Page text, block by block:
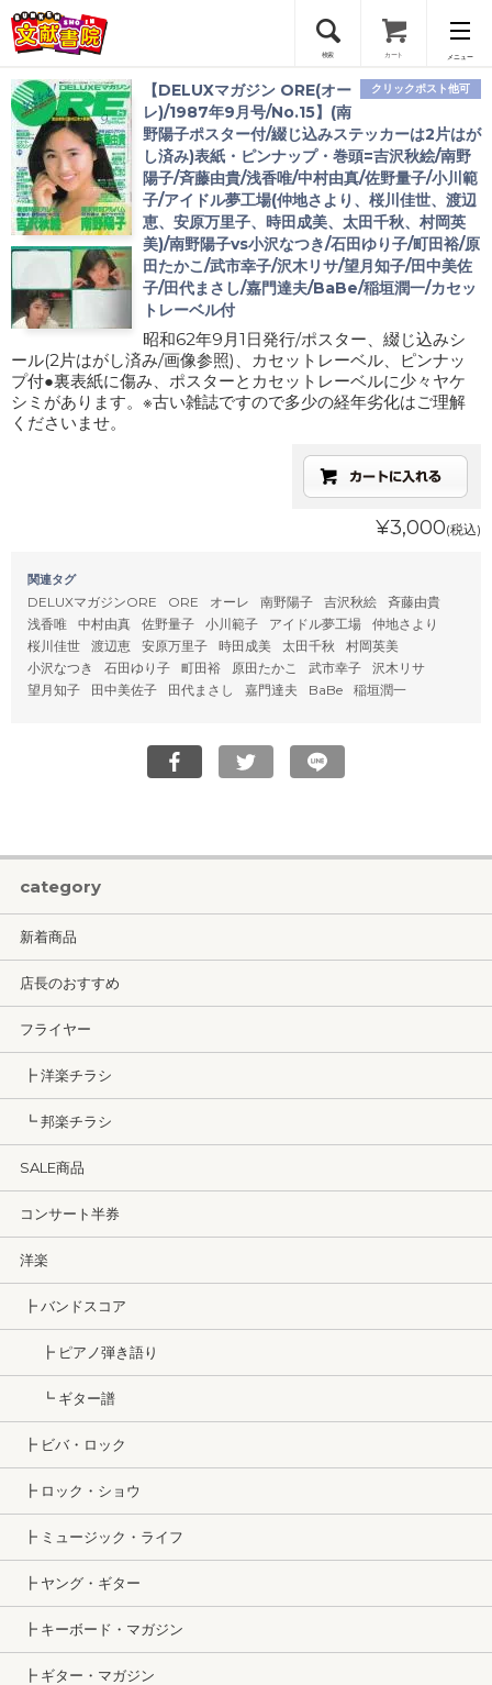
検索 カート メニュー
会員登録
ログイン
クリックポスト他可
【DELUXマガジン ORE(オー
レ)/1987年9月号/No.15】(南
野陽子ポスター付/綴じ込みステッカーは2片はが
し済み)表紙・ピンナップ・巻頭=吉沢秋絵/南野
陽子/斉藤由貴/浅香唯/中村由真/佐野量子/小川範
子/アイドル夢工場(仲地さより、桜川佳世、渡辺
恵、安原万里子、時田成美、太田千秋、村岡英
美)/南野陽子vs小沢なつき/石田ゆり子/町田裕/原
田たかこ/武市幸子/沢木リサ/望月知子/田中美佐
子/田代まさし/嘉門達夫/BaBe/稲垣潤一/カセッ
トレーベル付
昭和62年9月1日発行/ポスター、綴じ込みシ
ール(2片はがし済み/画像参照)、カセットレーベル、ピンナッ
プ付●裏表紙に傷み、ポスターとカセットレーベルに少々ヤケ
シミがあります。※古い雑誌ですので多少の経年劣化はご理解
くださいませ。
¥3,000(税込)
関連タグ
DELUXマガジンORE ORE オーレ 南野陽子 吉沢秋絵
斉藤由貴
浅香唯
中村由真 佐野量子 小川範子 アイドル夢工場
仲地さより
桜川佳世
渡辺恵 安原万里子 時田成美 太田千秋
村岡英美
小沢なつき
石田ゆり子 町田裕 原田たかこ 武市幸子
沢木リサ
望月知子
田中美佐子 田代まさし 嘉門達夫 BaBe 稲垣潤一
category
新着商品
店長のおすすめ
フライヤー
┣ 洋楽チラシ
┗ 邦楽チラシ
SALE商品
コンサート半券
洋楽
┣ バンドスコア
┣ ピアノ弾き語り
┗ ギター譜
┣ ビバ・ロック
┣ ロック・ショウ
┣ ミュージック・ライフ
┣ ヤング・ギター
┣ キーボード・マガジン
┣ ギター・マガジン